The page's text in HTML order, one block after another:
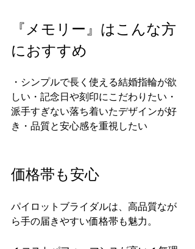
『メモリー』はこんな方
におすすめ
・シンプルで長く使える結婚指輪が欲
しい・記念日や刻印にこだわりたい・
派手すぎない落ち着いたデザインが好
き・品質と安心感を重視したい
価格帯も安心
パイロットブライダルは、高品質なが
ら手の届きやすい価格帯も魅力。